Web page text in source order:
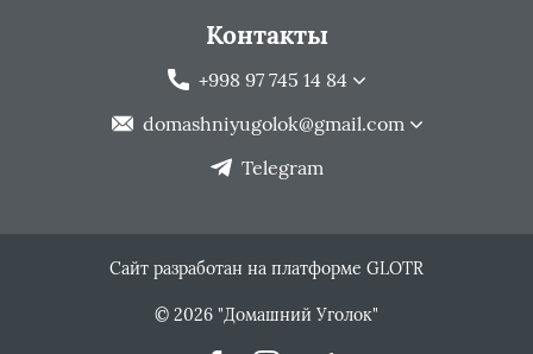
Контакты
+998 97 745 14 84
domashniyugolok@gmail.com
Telegram
Сайт разработан на платформе GLOTR
© 2026 "Домашний Уголок"